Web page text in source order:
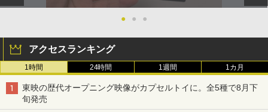
● ● ●
アクセスランキング
1時間 24時間 1週間 1カ月
東映の歴代オープニング映像がカプセルトイに。全5種で8月下
旬発売